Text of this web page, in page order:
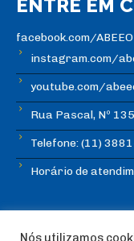
ENTRE EM
facebook.com/
instagram.com/
youtube.com/
Rua Pascal, Nº
Telefone: (11)
Horário de
Nós utilizamos